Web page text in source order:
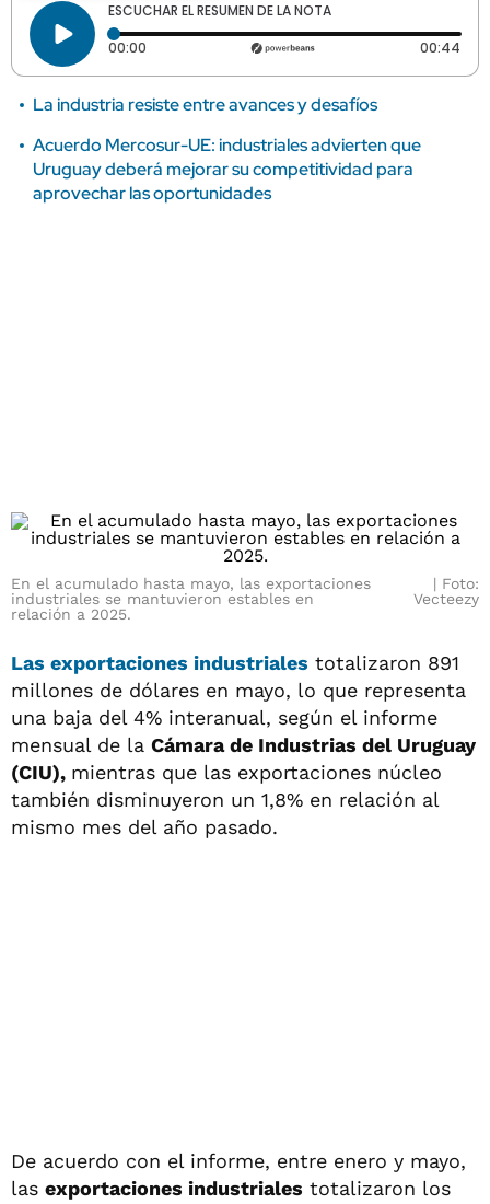
ESCUCHAR EL RESUMEN DE LA NOTA
00:00 Tiempo transcurrido: 0 segundos 00:44
La industria resiste entre avances y desafíos
Acuerdo Mercosur-UE: industriales advierten que
Uruguay deberá mejorar su competitividad para
aprovechar las oportunidades
En el acumulado hasta mayo, las exportaciones
industriales se mantuvieron estables en
relación a 2025.
Foto:
Vecteezy
Las exportaciones industriales totalizaron 891
millones de dólares en mayo, lo que representa
una baja del 4% interanual, según el informe
mensual de la Cámara de Industrias del Uruguay
(CIU), mientras que las exportaciones núcleo
también disminuyeron un 1,8% en relación al
mismo mes del año pasado.
De acuerdo con el informe, entre enero y mayo,
las exportaciones industriales totalizaron los